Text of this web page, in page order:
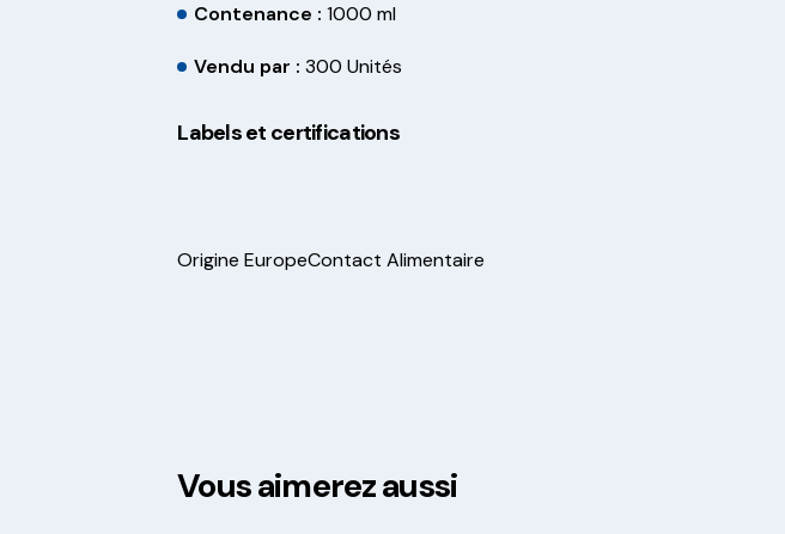
Contenance :1000 ml
Vendu par :300 Unités
Labels et certifications
Origine EuropeContact Alimentaire
Vous aimerez aussi